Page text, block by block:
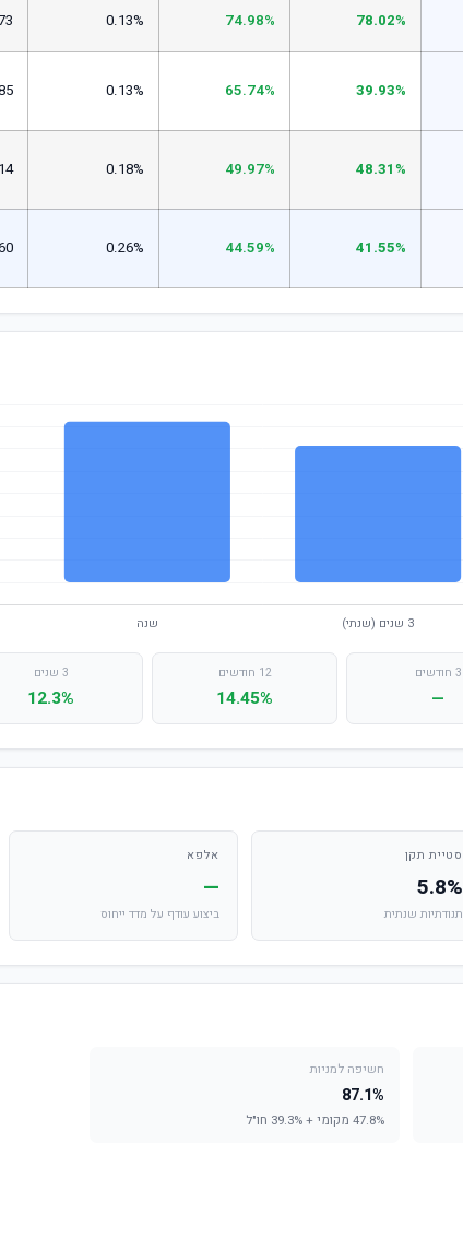
78.02%
74.98%
0.13%
39.93%
65.74%
0.13%
48.31%
49.97%
0.18%
41.55%
44.59%
0.26%
3 חודשים
—
12 חודשים
14.45%
3 שנים
12.3%
סטיית תקן
5.8%
תנודתיות שנתית
אלפא
—
ביצוע עודף על מדד ייחוס
חשיפה למניות
87.1%
47.8% מקומי + 39.3% חו"ל